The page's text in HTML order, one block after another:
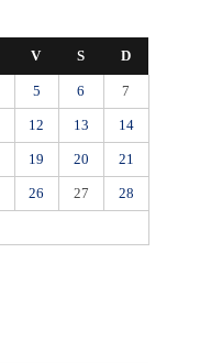
V S D
5 6 7
12 13 14
19 20 21
26 27 28